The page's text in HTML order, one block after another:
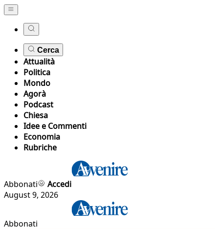
Cerca
Attualità
Politica
Mondo
Agorà
Podcast
Chiesa
Idee e Commenti
Economia
Rubriche
Abbonati
Accedi
August 9, 2026
Abbonati